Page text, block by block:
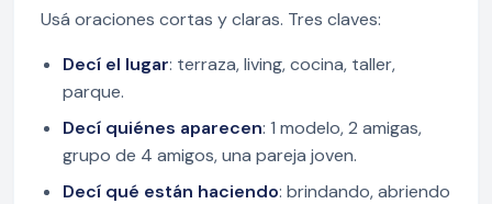
Usá oraciones cortas y claras. Tres claves:
Decí el lugar: terraza, living, cocina, taller,
parque.
Decí quiénes aparecen: 1 modelo, 2 amigas,
grupo de 4 amigos, una pareja joven.
Decí qué están haciendo: brindando, abriendo